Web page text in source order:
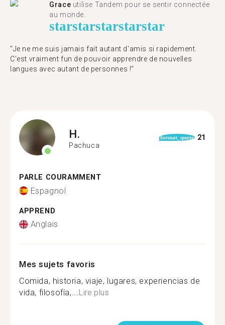
Grace utilise Tandem pour se sentir connectée
au monde.
starstarstarstarstar
"Je ne me suis jamais fait autant d'amis si rapidement.
C'est vraiment fun de pouvoir apprendre de nouvelles
langues avec autant de personnes !"
H.
Pachuca
format_quote 21
PARLE COURAMMENT
Espagnol
APPREND
Anglais
Mes sujets favoris
Comida, historia, viaje, lugares, experiencias de
vida, filosofía,...Lire plus